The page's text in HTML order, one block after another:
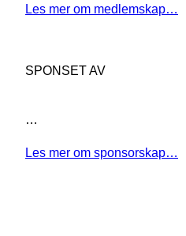
Les mer om medlemskap…
SPONSET AV
…
Les mer om sponsorskap…